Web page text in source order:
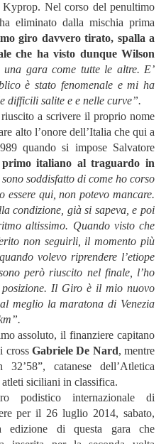
Kyprop. Nel corso del penultimo
eliminato dalla mischia prima
giro davvero tirato, spalla a
che ha visto dunque Wilson
una gara come tutte le altre. E’
è stato fenomenale e mi ha
difficili salite e e nelle curve”.
a scrivere il proprio nome
alto l’onore dell’Italia che qui a
quando si impose Salvatore
primo italiano al traguardo in
soddisfatto di come ho corso
essere qui, non potevo mancare.
condizione, già si sapeva, e poi
altissimo. Quando visto che
non seguirli, il momento più
volevo riprendere l’etiope
però riuscito nel finale, l’ho
Il Giro è il mio nuovo
meglio la maratona di Venezia
assoluto, il finanziere capitano
cross Gabriele De Nard, mentre
catanese dell’Atletica
siciliani in classifica.
podistico internazionale di
per il 26 luglio 2014, sabato,
edizione di questa gara che